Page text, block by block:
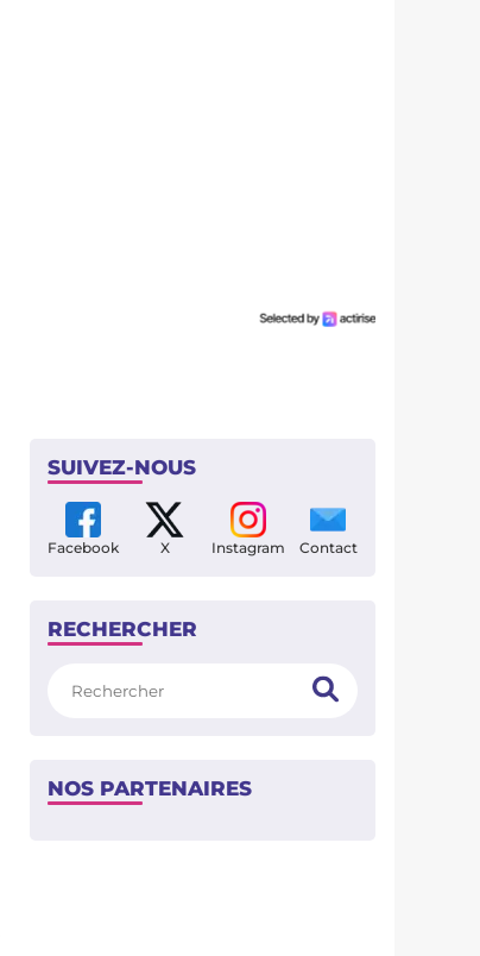
SUIVEZ-NOUS
Facebook X Instagram Contact
RECHERCHER
NOS PARTENAIRES